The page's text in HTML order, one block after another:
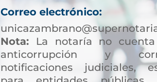
Correo electrónico:
Nota: La notaría no
anticorrupción y
notificaciones judiciales,